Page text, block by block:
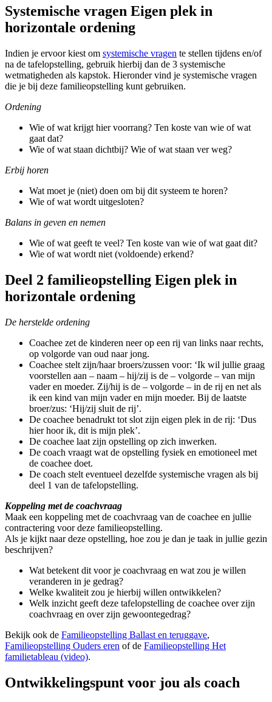
Systemische vragen Eigen plek in
horizontale ordening
Indien je ervoor kiest om systemische vragen te stellen tijdens en/of
na de tafelopstelling, gebruik hierbij dan de 3 systemische
wetmatigheden als kapstok. Hieronder vind je systemische vragen
die je bij deze familieopstelling kunt gebruiken.
Ordening
Wie of wat krijgt hier voorrang? Ten koste van wie of wat
gaat dat?
Wie of wat staan dichtbij? Wie of wat staan ver weg?
Erbij horen
Wat moet je (niet) doen om bij dit systeem te horen?
Wie of wat wordt uitgesloten?
Balans in geven en nemen
Wie of wat geeft te veel? Ten koste van wie of wat gaat dit?
Wie of wat wordt niet (voldoende) erkend?
Deel 2 familieopstelling Eigen plek in
horizontale ordening
De herstelde ordening
Coachee zet de kinderen neer op een rij van links naar rechts,
op volgorde van oud naar jong.
Coachee stelt zijn/haar broers/zussen voor: ‘Ik wil jullie graag
voorstellen aan – naam – hij/zij is de – volgorde – van mijn
vader en moeder. Zij/hij is de – volgorde – in de rij en net als
ik een kind van mijn vader en mijn moeder. Bij de laatste
broer/zus: ‘Hij/zij sluit de rij’.
De coachee benadrukt tot slot zijn eigen plek in de rij: ‘Dus
hier hoor ik, dit is mijn plek’.
De coachee laat zijn opstelling op zich inwerken.
De coach vraagt wat de opstelling fysiek en emotioneel met
de coachee doet.
De coach stelt eventueel dezelfde systemische vragen als bij
deel 1 van de tafelopstelling.
Koppeling met de coachvraag
Maak een koppeling met de coachvraag van de coachee en jullie
contractering voor deze familieopstelling.
Als je kijkt naar deze opstelling, hoe zou je dan je taak in jullie gezin
beschrijven?
Wat betekent dit voor je coachvraag en wat zou je willen
veranderen in je gedrag?
Welke kwaliteit zou je hierbij willen ontwikkelen?
Welk inzicht geeft deze tafelopstelling de coachee over zijn
coachvraag en over zijn gewoontegedrag?
Bekijk ook de Familieopstelling Ballast en teruggave,
Familieopstelling Ouders eren of de Familieopstelling Het
familietableau (video).
Ontwikkelingspunt voor jou als coach